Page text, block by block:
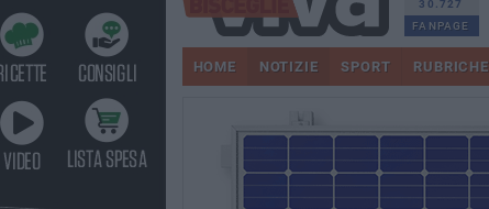
30.727
FANPAGE
HOME NOTIZIE SPORT RUBRICHE